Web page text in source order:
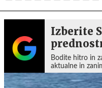
Izberite
Bodite hitro in
aktualne in